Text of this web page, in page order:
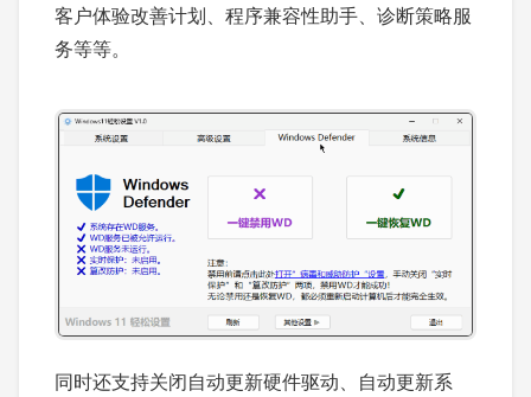
客户体验改善计划、程序兼容性助手、诊断策略服
务等等。
同时还支持关闭自动更新硬件驱动、自动更新系